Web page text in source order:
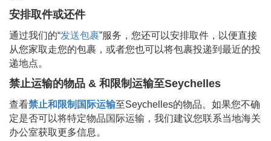
安排取件或还件
通过我们的“发送包裹”服务，您还可以安排取件，以便直接
从您家取走您的包裹，或者您也可以将包裹投递到最近的投
递地点。
禁止运输的物品 & 和限制运输至Seychelles
查看禁止和限制国际运输至Seychelles的物品。如果您不确
定是否可以将特定物品国际运输，我们建议您联系当地海关
办公室获取更多信息。